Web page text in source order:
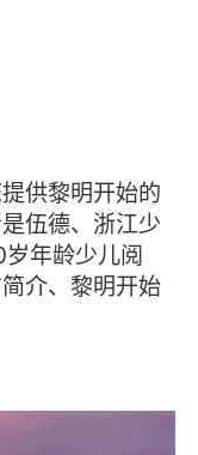
供黎明开始的
伍德、浙江少
年龄少儿阅
介、黎明开始